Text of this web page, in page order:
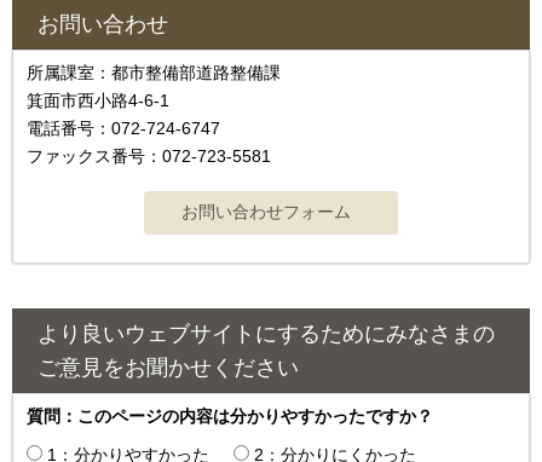
お問い合わせ
所属課室：都市整備部道路整備課
箕面市西小路4-6-1
電話番号：072-724-6747
ファックス番号：072-723-5581
より良いウェブサイトにするためにみなさまの
ご意見をお聞かせください
質問：このページの内容は分かりやすかったですか？
1：分かりやすかった
2：分かりにくかった